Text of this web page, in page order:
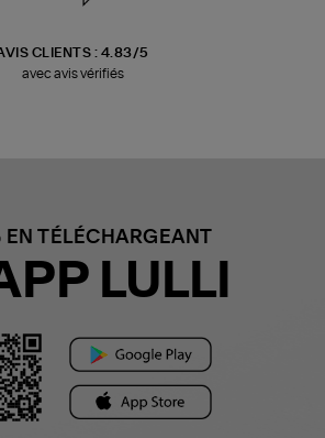
CLIENTS : 4.83/5
avec avis vérifiés
EN TÉLÉCHARGEANT
LULLI